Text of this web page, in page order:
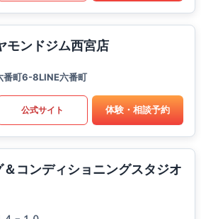
モンドジム西宮店
番町6-8LINE六番町
公式サイト 体験・相談予約
コンディショニングスタジオ